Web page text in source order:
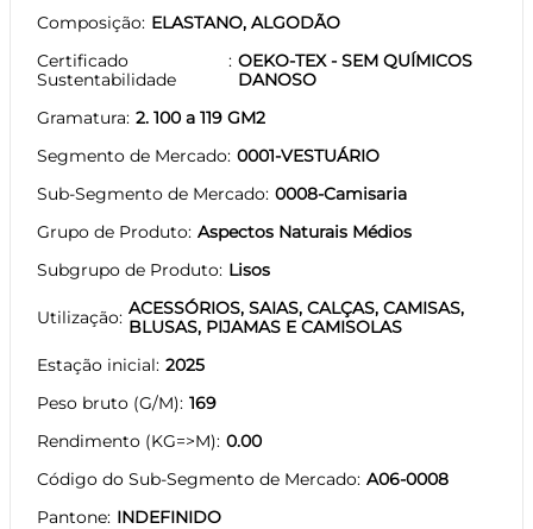
Composição ELASTANO, ALGODÃO
Certificado
Sustentabilidade
OEKO-TEX - SEM QUÍMICOS
DANOSO
Gramatura 2. 100 a 119 GM2
Segmento de Mercado 0001-VESTUÁRIO
Sub-Segmento de Mercado 0008-Camisaria
Grupo de Produto Aspectos Naturais Médios
Subgrupo de Produto Lisos
Utilização ACESSÓRIOS, SAIAS, CALÇAS, CAMISAS,
BLUSAS, PIJAMAS E CAMISOLAS
Estação inicial 2025
Peso bruto (G/M) 169
Rendimento (KG=>M) 0.00
Código do Sub-Segmento de Mercado A06-0008
Pantone INDEFINIDO